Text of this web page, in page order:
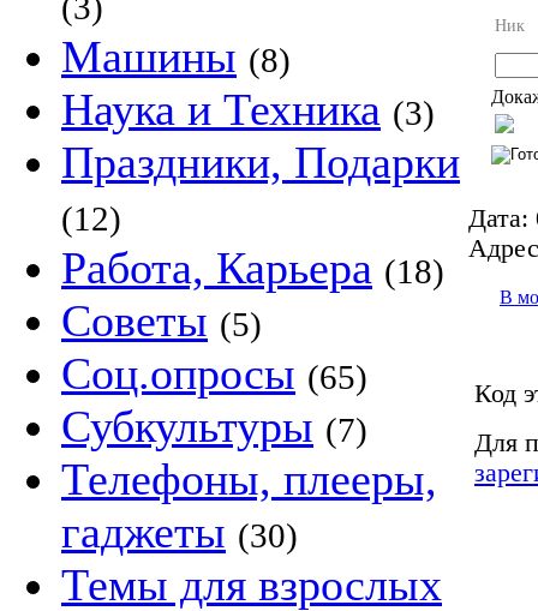
Машины (8)
Наука и Техника (3)
Праздники, Подарки
(12)
Работа, Карьера (18)
Советы (5)
Соц.опросы (65)
Субкультуры (7)
Телефоны, плееры,
гаджеты (30)
Темы для взрослых
Ник
Дата:
В
Код
Для